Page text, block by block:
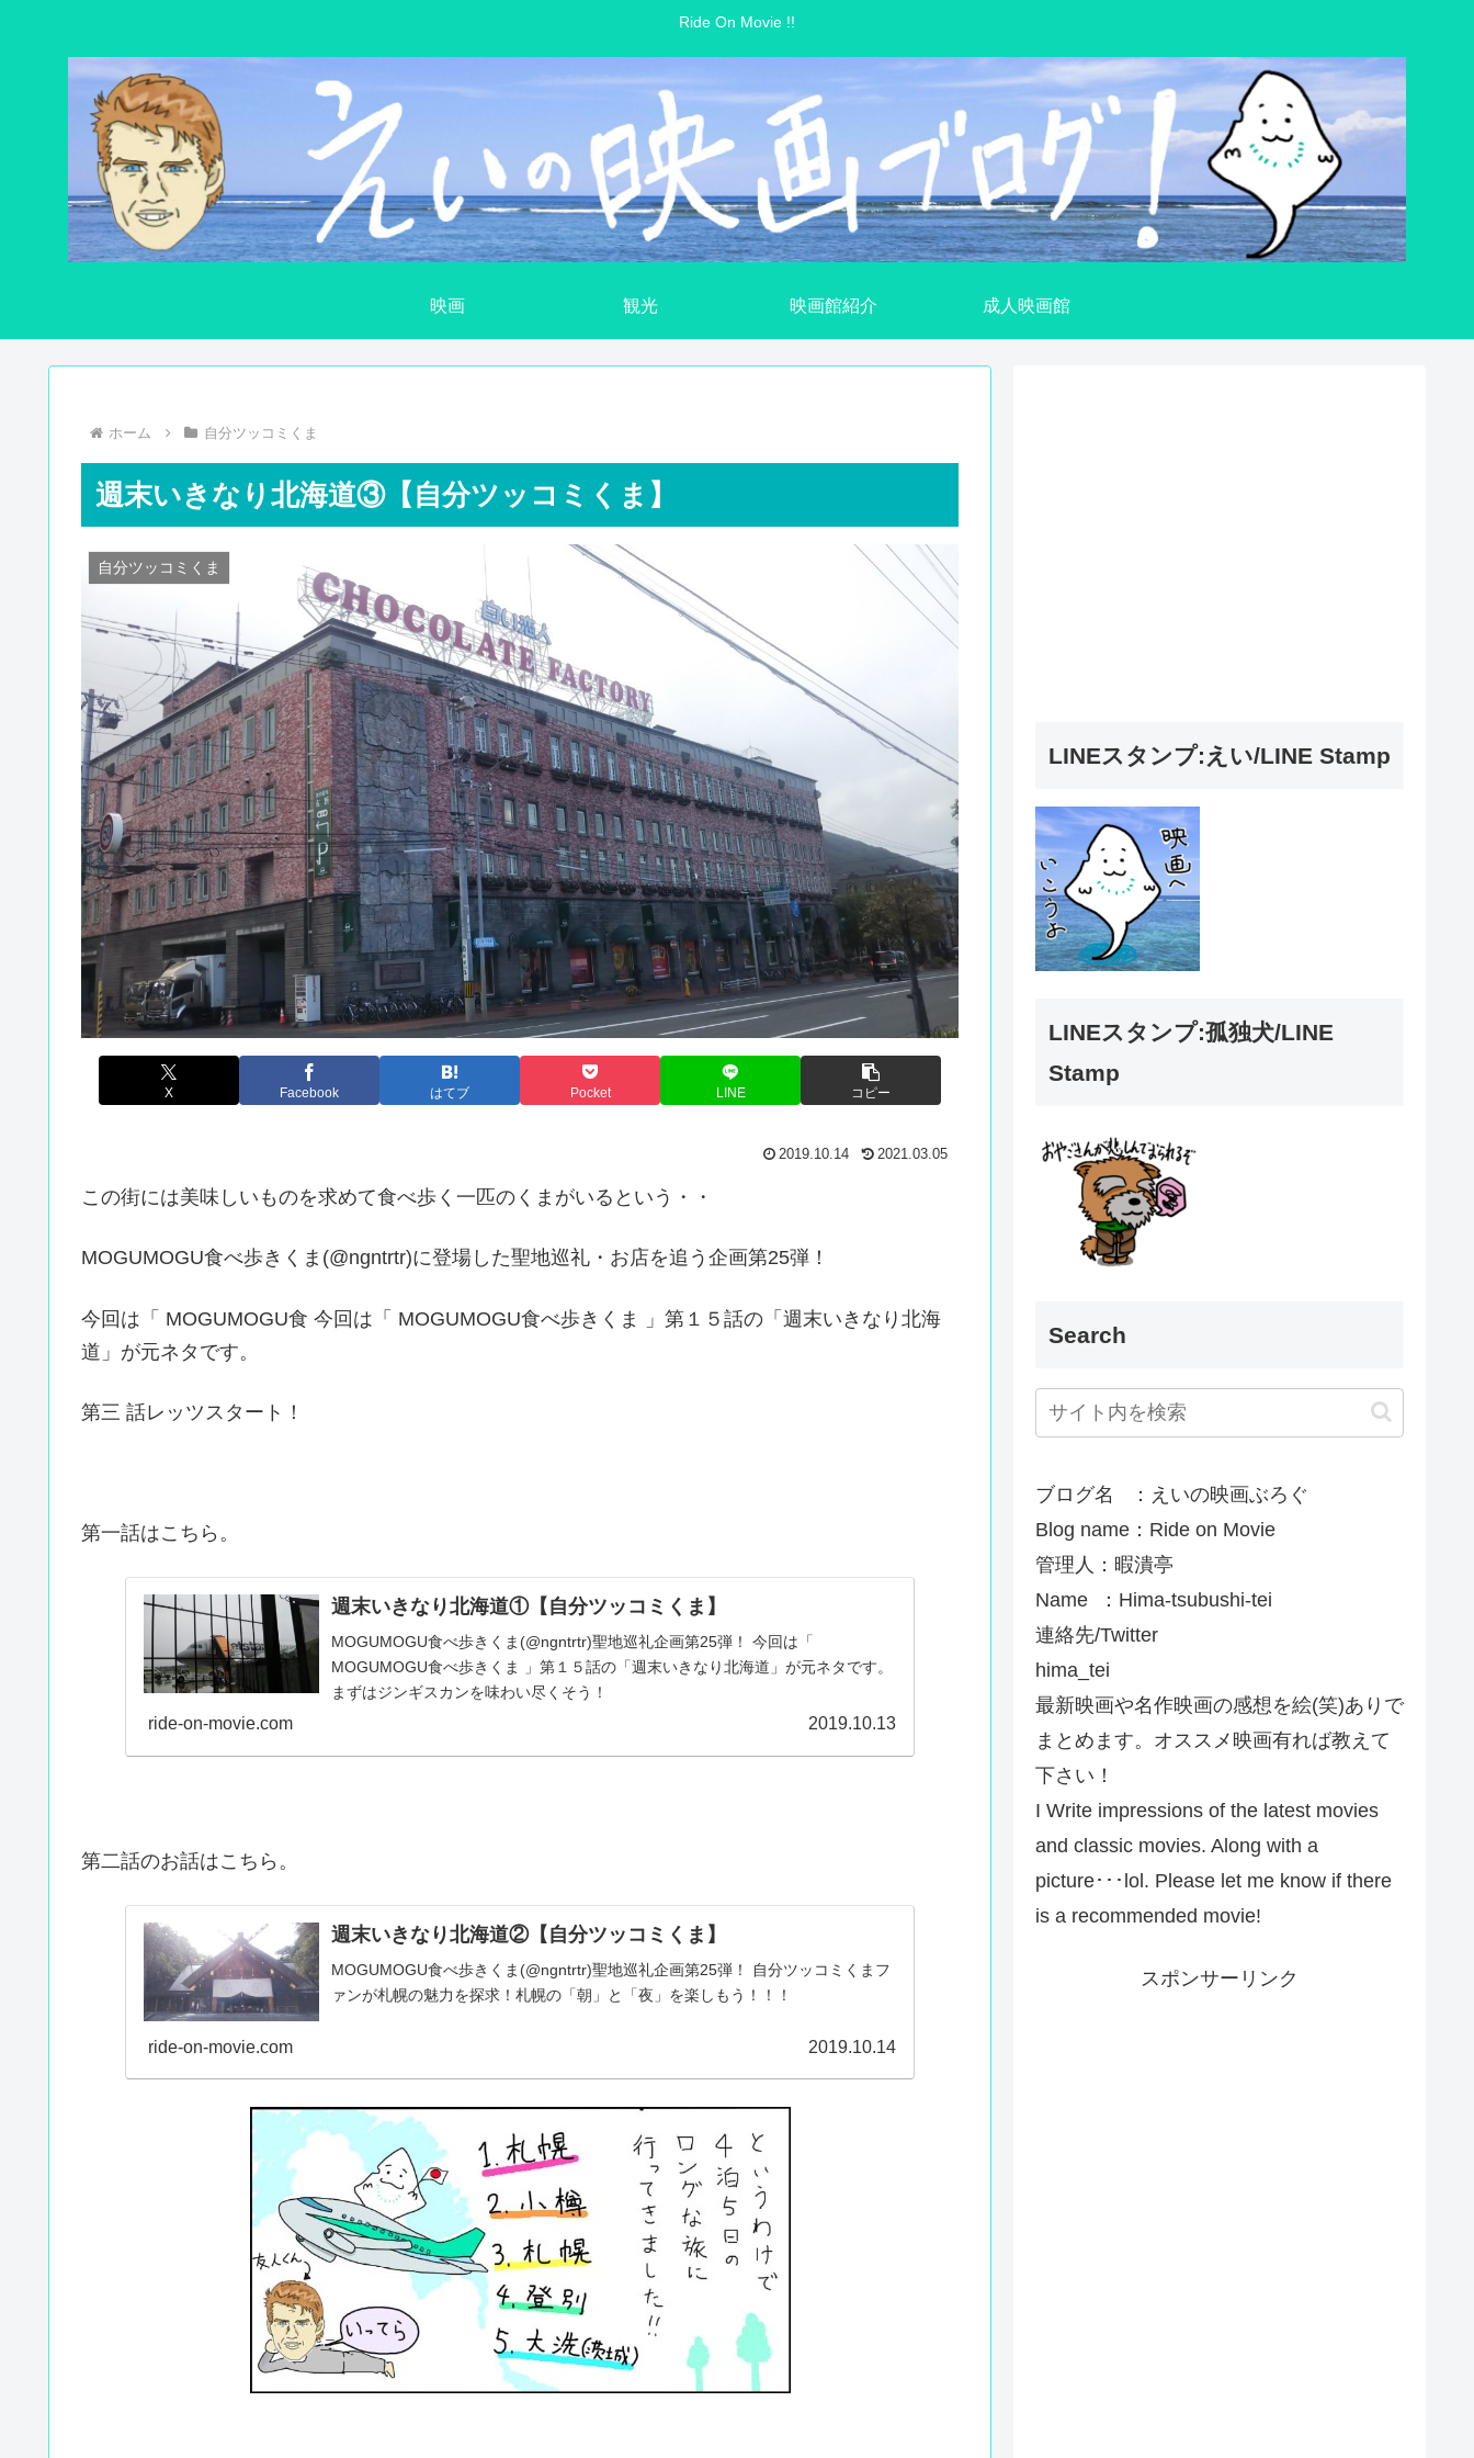
Ride On Movie !!
映画 観光 映画館紹介 成人映画館
ホーム 自分ツッコミくま
週末いきなり北海道③【自分ツッコミくま】
自分ツッコミくま
X Facebook はてブ Pocket LINE コピー
2019.10.14 2021.03.05
この街には美味しいものを求めて食べ歩く一匹のくまがいるという・・
MOGUMOGU食べ歩きくま(@ngntrtr)に登場した聖地巡礼・お店を追う企画第25弾！
今回は「 MOGUMOGU食 今回は「 MOGUMOGU食べ歩きくま 」第１５話の「週末いきなり北海
道」が元ネタです。
第三 話レッツスタート！
第一話はこちら。
週末いきなり北海道①【自分ツッコミくま】
MOGUMOGU食べ歩きくま(@ngntrtr)聖地巡礼企画第25弾！ 今回は「
MOGUMOGU食べ歩きくま 」第１５話の「週末いきなり北海道」が元ネタです。
まずはジンギスカンを味わい尽くそう！
ride-on-movie.com 2019.10.13
第二話のお話はこちら。
週末いきなり北海道②【自分ツッコミくま】
MOGUMOGU食べ歩きくま(@ngntrtr)聖地巡礼企画第25弾！ 自分ツッコミくまフ
ァンが札幌の魅力を探求！札幌の「朝」と「夜」を楽しもう！！！
ride-on-movie.com 2019.10.14
LINEスタンプ:えい/LINE Stamp
LINEスタンプ:孤独犬/LINE
Stamp
Search
ブログ名 ：えいの映画ぶろぐ
Blog name：Ride on Movie
管理人：暇潰亭
Name ：Hima-tsubushi-tei
連絡先/Twitter
hima_tei
最新映画や名作映画の感想を絵(笑)ありで
まとめます。オススメ映画有れば教えて
下さい！
I Write impressions of the latest movies
and classic movies. Along with a
picture･･･lol. Please let me know if there
is a recommended movie!
スポンサーリンク